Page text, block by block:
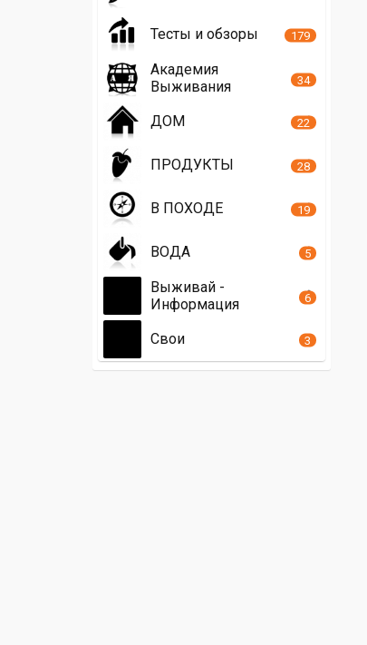
Тесты и обзоры 179
Академия
Выживания
34
ДОМ 22
ПРОДУКТЫ 28
В ПОХОДЕ 19
ВОДА 5
Выживай -
Информация
6
Свои 3